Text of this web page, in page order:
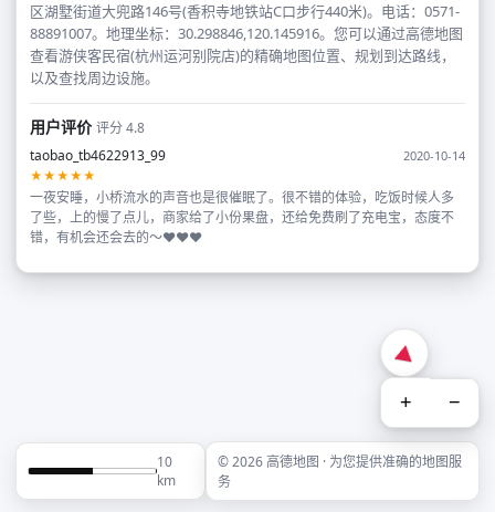
区湖墅街道大兜路146号(香积寺地铁站C口步行440米)。电话：0571-
88891007。地理坐标：30.298846,120.145916。您可以通过高德地图
查看游侠客民宿(杭州运河别院店)的精确地图位置、规划到达路线，
以及查找周边设施。
用户评价评分 4.8
taobao_tb4622913_99
2020-10-14
★★★★★
一夜安睡，小桥流水的声音也是很催眠了。很不错的体验，吃饭时候人多
了些，上的慢了点儿，商家给了小份果盘，还给免费刷了充电宝，态度不
错，有机会还会去的～❤️❤️❤️
+ −
10
km
© 2026 高德地图 · 为您提供准确的地图服
务